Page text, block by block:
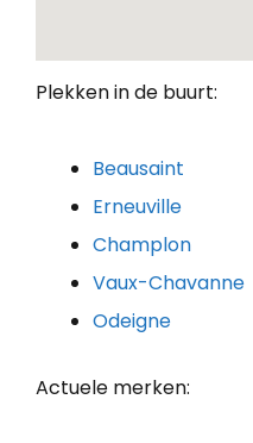
Plekken in de buurt:
Beausaint
Erneuville
Champlon
Vaux-Chavanne
Odeigne
Actuele merken: